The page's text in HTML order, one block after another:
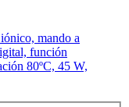
mando a
función
80ºC, 45 W,